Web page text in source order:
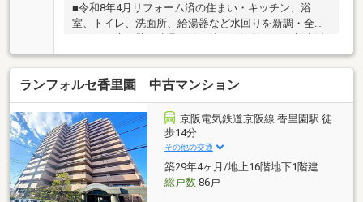
■令和8年4月リフォーム済の住まい・キッチン、浴
室、トイレ、洗面所、給湯器など水回りを新調・全室
クロス、床、壁、建具も施工済みで気持ちよく新生活
を始められます・食洗機や浴室乾燥機など、毎日の家
事を助ける設備も充実■11階南向きの明るい2SLDK・
南向きバルコニーに面したLDKは陽当たり良好・高層
階につき眺望・通風も良く、開放感のある住まい・全
居室収納に加え、納戸もありお部屋をすっきり使えま
す■生活施設が徒歩圏内・京阪本線「香里園」駅まで
徒歩約11分・万代香里西店まで徒歩約9分、コンビニ
まで徒歩約7分・スギ薬局、香里西公園も徒歩圏内で
暮らしやすい住環境です。
ランフォルセ香里園 中古マンション
京阪電気鉄道京阪線 香里園駅 徒
歩14分
その他の交通
築29年4ヶ月/地上16階地下1階建
総戸数86戸